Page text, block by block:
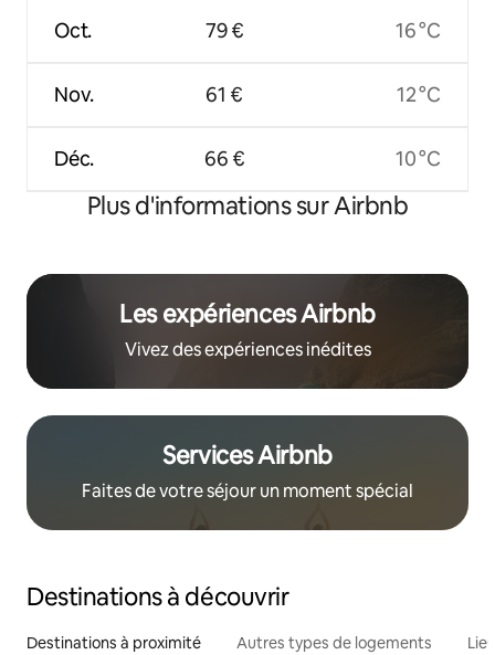
Oct.
Nov.
Déc.
79 €
61 €
66 €
16 °C
12 °C
10 °C
Plus d'informations sur Airbnb
Les expériences Airbnb
Vivez des expériences inédites
Services Airbnb
Faites de votre séjour un moment spécial
Destinations à découvrir
Destinations à proximité Autres types de logements